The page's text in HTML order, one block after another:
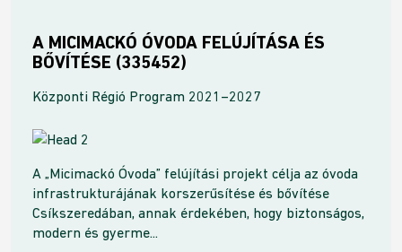
A MICIMACKÓ ÓVODA FELÚJÍTÁSA ÉS
BŐVÍTÉSE (335452)
Központi Régió Program 2021–2027
A „Micimackó Óvoda” felújítási projekt célja az óvoda
infrastrukturájának korszerűsítése és bővítése
Csíkszeredában, annak érdekében, hogy biztonságos,
modern és gyerme...